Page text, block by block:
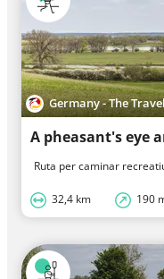
Germany - The
Ruta per caminar
32,4 km 190